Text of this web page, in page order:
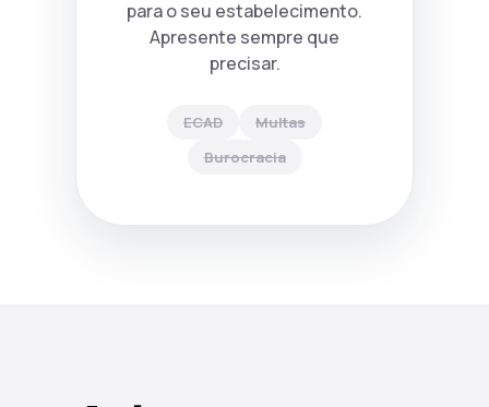
para o seu estabelecimento.
Apresente sempre que
precisar.
ECAD
Multas
Burocracia